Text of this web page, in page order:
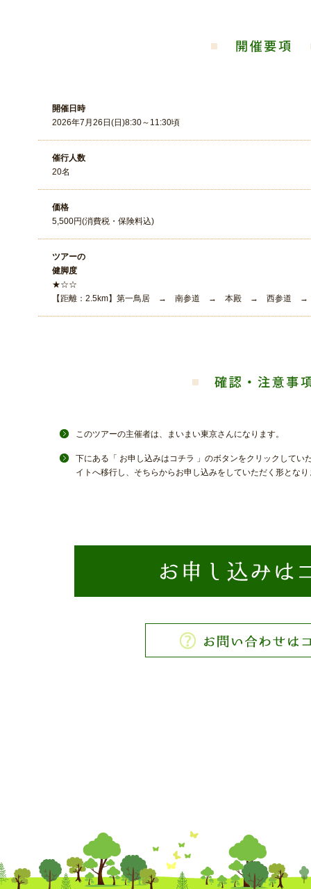
開催日時
2026年7月26日(日)8:30～11:30頃
催行人数
20名
価格
5,500円(消費税・保険料込)
ツアーの
健脚度
★☆☆
【距離：2.5km】第一鳥居 → 南参道 → 本殿 → 西参道 →
このツアーの主催者は、まいまい東京さんになります。
下にある「 お申し込みはコチラ 」のボタンをクリックしてい
イトへ移行し、そちらからお申し込みをしていただく形となり